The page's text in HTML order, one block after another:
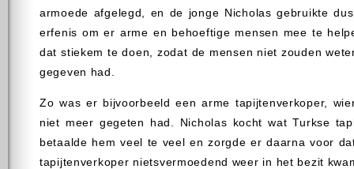
armoede afgelegd, en de jonge Nicholas gebruikte
erfenis om er arme en behoeftige mensen mee te
dat stiekem te doen, zodat de mensen niet zouden
gegeven had.
Zo was er bijvoorbeeld een arme tapijtenverkoper,
niet meer gegeten had. Nicholas kocht wat Turkse
betaalde hem veel te veel en zorgde er daarna voor
tapijtenverkoper nietsvermoedend weer in het bezit